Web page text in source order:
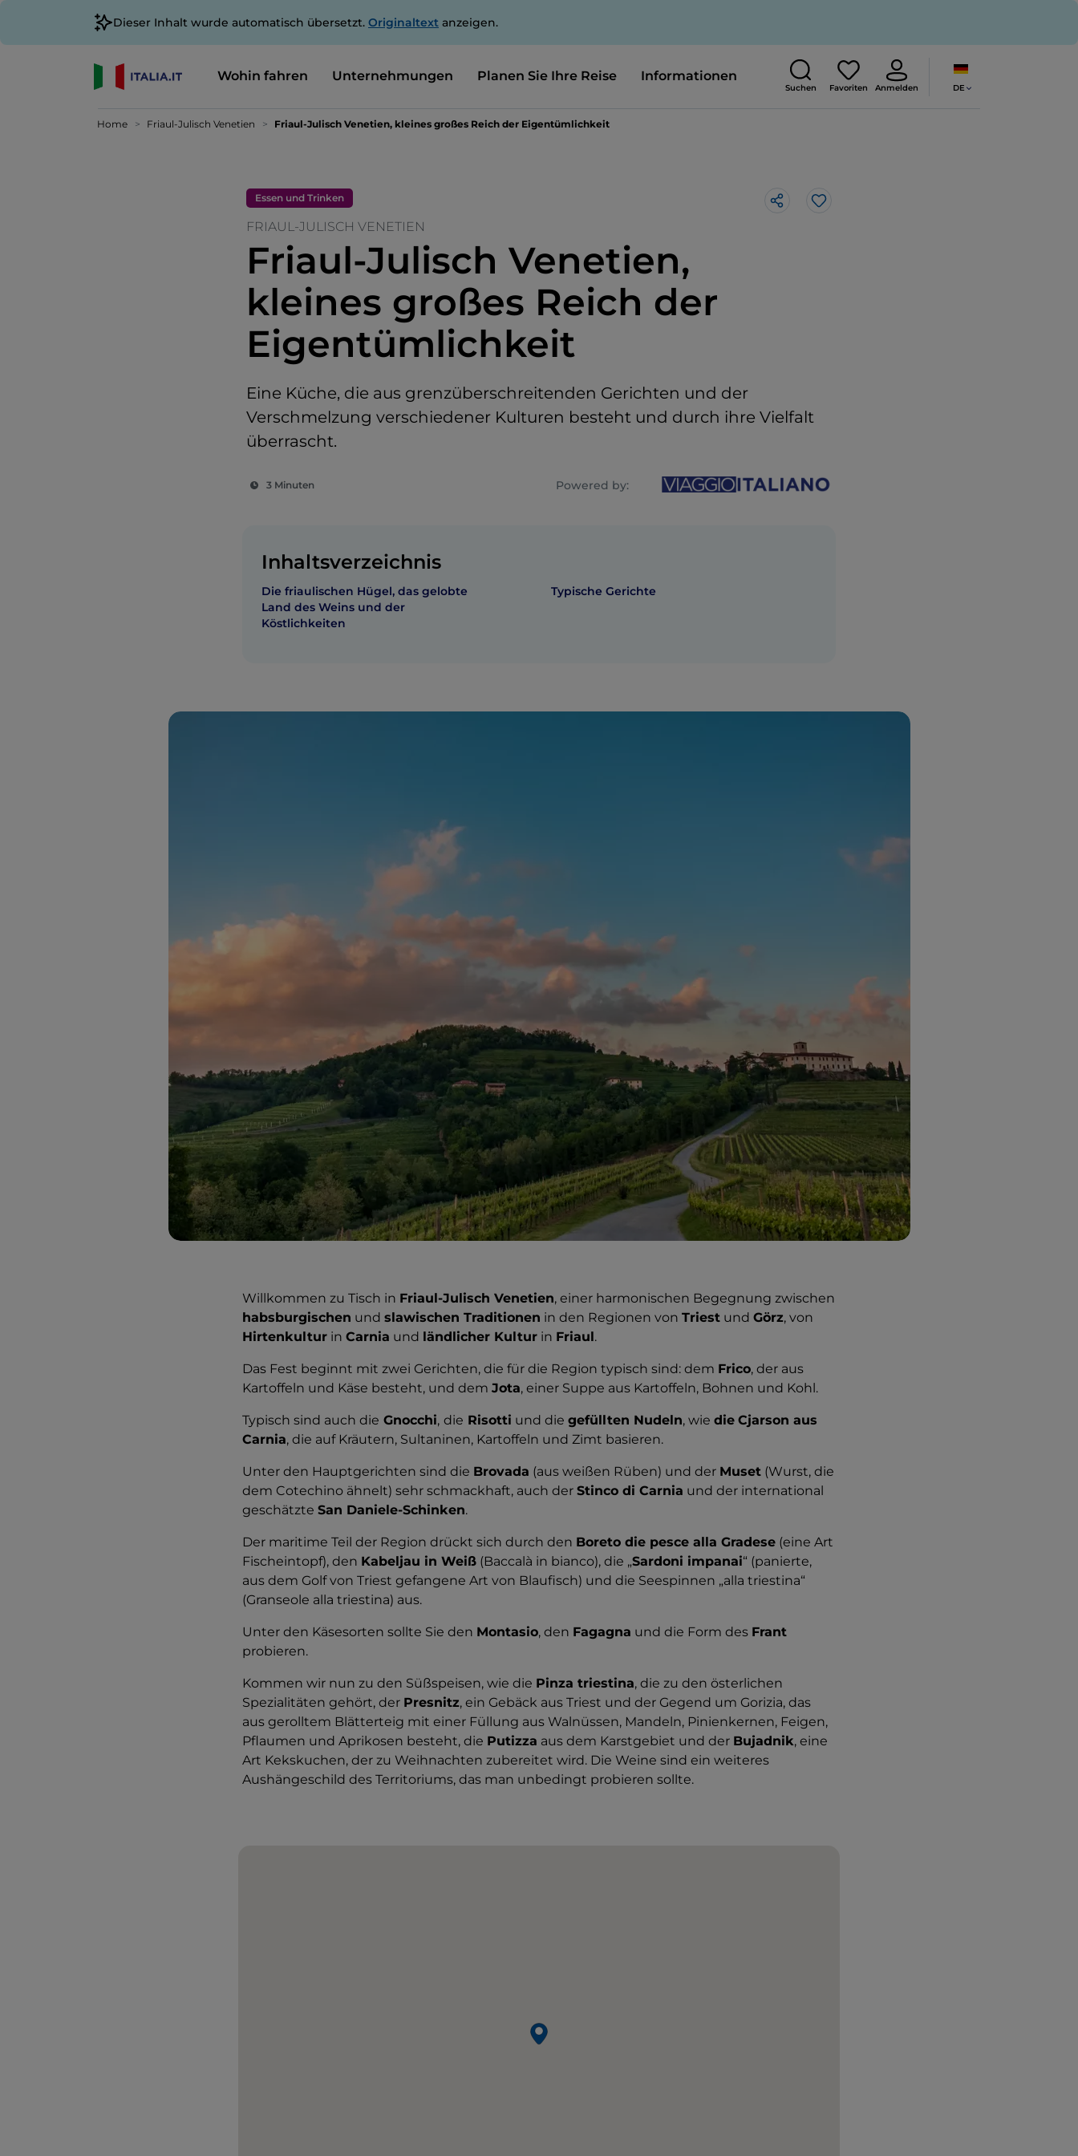
Dieser Inhalt wurde automatisch übersetzt. Originaltext anzeigen.
Wohin fahren Unternehmungen Planen Sie Ihre Reise Informationen
Suchen Favoriten Anmelden DE
Home Friaul-Julisch Venetien Friaul-Julisch Venetien, kleines großes Reich der Eigentümlichkeit
Essen und Trinken
FRIAUL-JULISCH VENETIEN
Friaul-Julisch Venetien,
kleines großes Reich der
Eigentümlichkeit
Eine Küche, die aus grenzüberschreitenden Gerichten und der
Verschmelzung verschiedener Kulturen besteht und durch ihre Vielfalt
überrascht.
3 Minuten Powered by:
Like
Inhaltsverzeichnis
Die friaulischen Hügel, das gelobte
Land des Weins und der
Köstlichkeiten
Typische Gerichte
Willkommen zu Tisch in Friaul-Julisch Venetien, einer harmonischen Begegnung zwischen
habsburgischen und slawischen Traditionen in den Regionen von Triest und Görz, von
Hirtenkultur in Carnia und ländlicher Kultur in Friaul.
Das Fest beginnt mit zwei Gerichten, die für die Region typisch sind: dem Frico, der aus
Kartoffeln und Käse besteht, und dem Jota, einer Suppe aus Kartoffeln, Bohnen und Kohl.
Typisch sind auch die Gnocchi, die Risotti und die gefüllten Nudeln, wie die Cjarson aus
Carnia, die auf Kräutern, Sultaninen, Kartoffeln und Zimt basieren.
Unter den Hauptgerichten sind die Brovada (aus weißen Rüben) und der Muset (Wurst, die
dem Cotechino ähnelt) sehr schmackhaft, auch der Stinco di Carnia und der international
geschätzte San Daniele-Schinken.
Der maritime Teil der Region drückt sich durch den Boreto die pesce alla Gradese (eine Art
Fischeintopf), den Kabeljau in Weiß (Baccalà in bianco), die „Sardoni impanai“ (panierte,
aus dem Golf von Triest gefangene Art von Blaufisch) und die Seespinnen „alla triestina“
(Granseole alla triestina) aus.
Unter den Käsesorten sollte Sie den Montasio, den Fagagna und die Form des Frant
probieren.
Kommen wir nun zu den Süßspeisen, wie die Pinza triestina, die zu den österlichen
Spezialitäten gehört, der Presnitz, ein Gebäck aus Triest und der Gegend um Gorizia, das
aus gerolltem Blätterteig mit einer Füllung aus Walnüssen, Mandeln, Pinienkernen, Feigen,
Pflaumen und Aprikosen besteht, die Putizza aus dem Karstgebiet und der Bujadnik, eine
Art Kekskuchen, der zu Weihnachten zubereitet wird. Die Weine sind ein weiteres
Aushängeschild des Territoriums, das man unbedingt probieren sollte.